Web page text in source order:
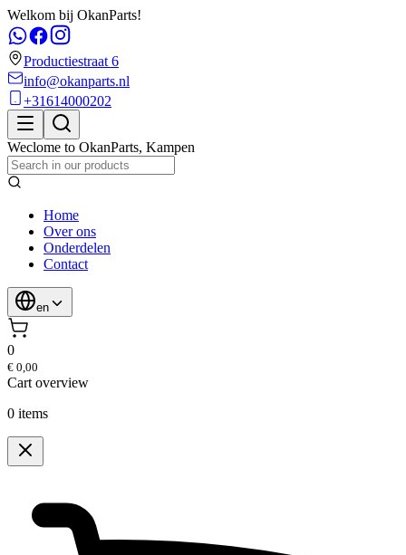
Welkom bij OkanParts!
Productiestraat 6
info@okanparts.nl
+31614000202
Weclome to OkanParts, Kampen
Home
Over ons
Onderdelen
Contact
en
0
€ 0,00
Cart overview
0 items